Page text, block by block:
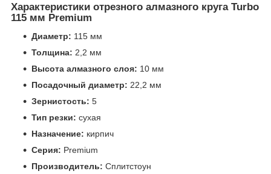
Характеристики отрезного алмазного круга Turbo
115 мм Premium
Диаметр: 115 мм
Толщина: 2,2 мм
Высота алмазного слоя: 10 мм
Посадочный диаметр: 22,2 мм
Зернистость: 5
Тип резки: сухая
Назначение: кирпич
Серия: Premium
Производитель: Сплитстоун